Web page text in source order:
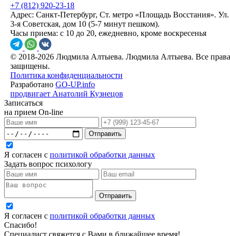
+7 (812) 920-23-18
Адрес: Санкт-Петербург, Ст. метро «Площадь Восстания». Ул.
3-я Советская, дом 10 (5-7 минут пешком).
Часы приема: с 10 до 20, ежедневно, кроме воскресенья
© 2018-2026 Людмила Алтыева. Людмила Алтыева. Все права
защищены.
Политика конфиденциальности
Разработано GO-UP.info
продвигает Анатолий Кузнецов
Записаться
на прием On-line
Отправить
Я согласен с политикой обработки данных
Задать вопрос психологу
Отправить
Я согласен с политикой обработки данных
Спасибо!
Специалист свяжется с Вами в ближайшее время!